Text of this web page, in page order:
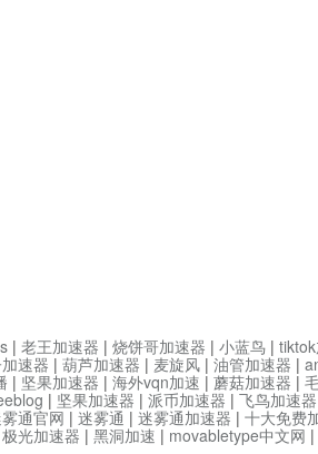
| 老王加速器 | 烧饼哥加速器 | 小蓝鸟 |
速器 | 葫芦加速器 | 麦旋风 | 油管加速器 |
| 坚果加速器 | 海外vqn加速 | 蘑菇加速器 |
| 坚果加速器 | 派币加速器 | 飞鸟加速器
通官网 | 迷雾通 | 迷雾通加速器 | 十大免费
极光加速器 | 黑洞加速 | movabletype中文网 |